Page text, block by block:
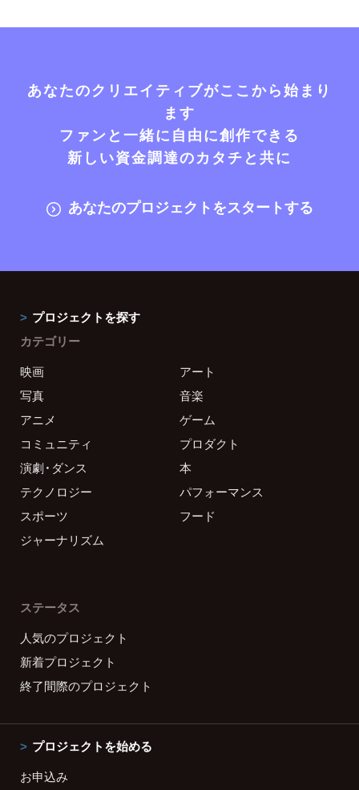
あなたのクリエイティブがここから始まり
ます
ファンと一緒に自由に創作できる
新しい資金調達のカタチと共に
あなたのプロジェクトをスタートする
プロジェクトを探す
カテゴリー
映画
アート
写真
音楽
アニメ
ゲーム
コミュニティ
プロダクト
演劇・ダンス
本
テクノロジー
パフォーマンス
スポーツ
フード
ジャーナリズム
ステータス
人気のプロジェクト
新着プロジェクト
終了間際のプロジェクト
プロジェクトを始める
お申込み